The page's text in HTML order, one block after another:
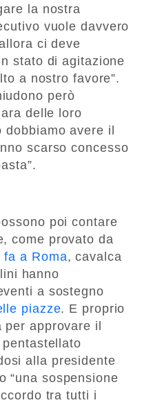
la nostra
vuole davvero
ci deve
stato di agitazione
a nostro favore”.
però
delle loro
avere il
scarso concesso
poi contare
come provato da
fa a Roma, cavalca
hanno
a sostegno
piazze. E proprio
approvare il
alla presidente
“una sospensione
tra tutti i